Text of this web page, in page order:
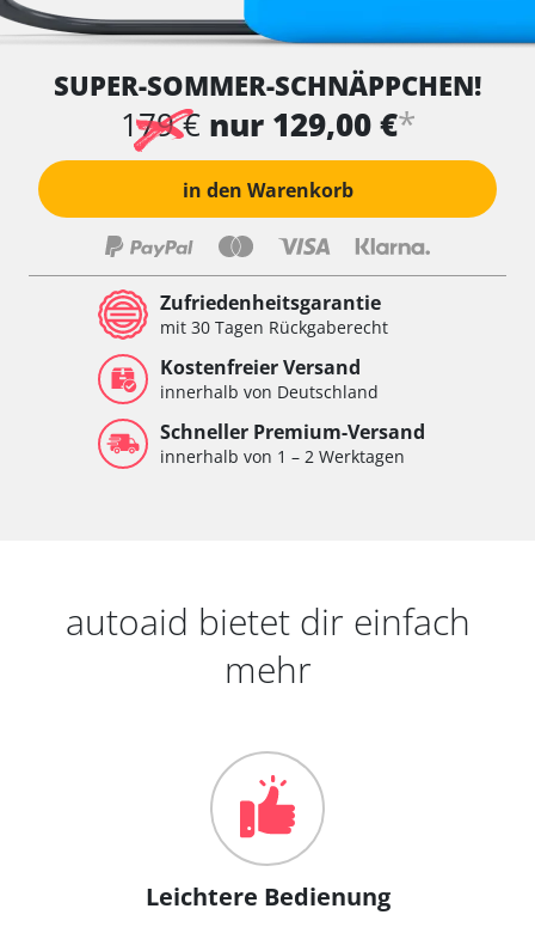
SUPER-SOMMER-SCHNÄPPCHEN!
179 € nur 129,00 €*
in den Warenkorb
Zufriedenheitsgarantie
mit 30 Tagen Rückgaberecht
Kostenfreier Versand
innerhalb von Deutschland
Schneller Premium-Versand
innerhalb von 1 – 2 Werktagen
autoaid bietet dir einfach
mehr
Leichtere Bedienung